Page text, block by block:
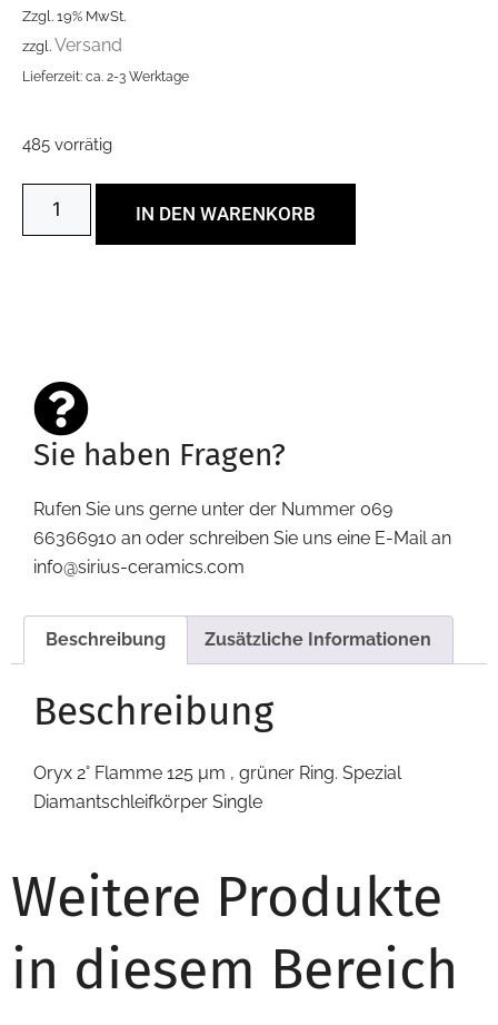
Zzgl. 19% MwSt.
zzgl. Versand
Lieferzeit: ca. 2-3 Werktage
485 vorrätig
IN DEN WARENKORB
Sie haben Fragen?
Rufen Sie uns gerne unter der Nummer 069
66366910 an oder schreiben Sie uns eine E-Mail an
info@sirius-ceramics.com
Beschreibung Zusätzliche Informationen
Beschreibung
Oryx 2° Flamme 125 µm , grüner Ring. Spezial
Diamantschleifkörper Single
Weitere Produkte
in diesem Bereich